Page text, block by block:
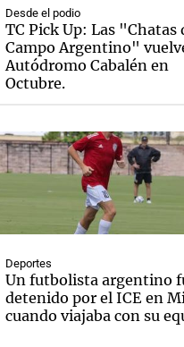
Desde el podio
TC Pick Up: Las "Chatas
Campo Argentino"
Autódromo Cabalén en
Octubre.
Deportes
Un futbolista argentino
detenido por el ICE en
cuando viajaba con su
Notas
Cadena 3 en